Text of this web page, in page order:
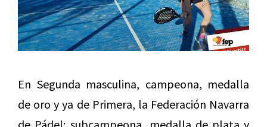
En Segunda masculina, campeona, medalla
de oro y ya de Primera, la Federación Navarra